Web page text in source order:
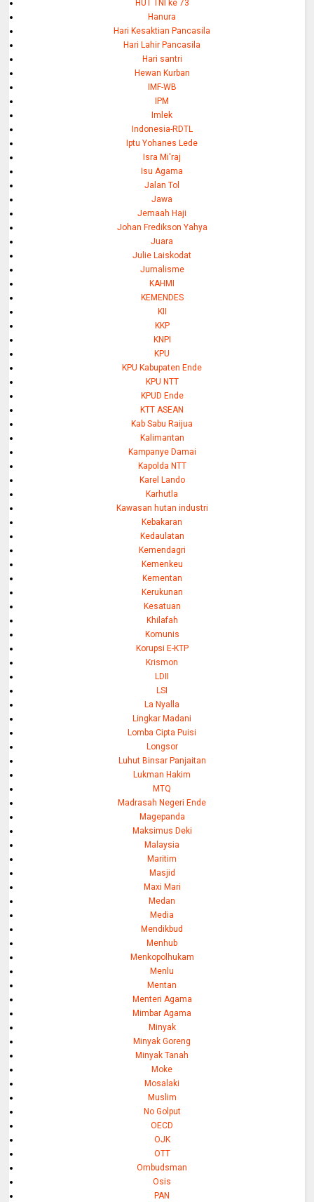
HUT TNI ke 73
Hanura
Hari Kesaktian Pancasila
Hari Lahir Pancasila
Hari santri
Hewan Kurban
IMF-WB
IPM
Imlek
Indonesia-RDTL
Iptu Yohanes Lede
Isra Mi'raj
Isu Agama
Jalan Tol
Jawa
Jemaah Haji
Johan Fredikson Yahya
Juara
Julie Laiskodat
Jurnalisme
KAHMI
KEMENDES
KII
KKP
KNPI
KPU
KPU Kabupaten Ende
KPU NTT
KPUD Ende
KTT ASEAN
Kab Sabu Raijua
Kalimantan
Kampanye Damai
Kapolda NTT
Karel Lando
Karhutla
Kawasan hutan industri
Kebakaran
Kedaulatan
Kemendagri
Kemenkeu
Kementan
Kerukunan
Kesatuan
Khilafah
Komunis
Korupsi E-KTP
Krismon
LDII
LSI
La Nyalla
Lingkar Madani
Lomba Cipta Puisi
Longsor
Luhut Binsar Panjaitan
Lukman Hakim
MTQ
Madrasah Negeri Ende
Magepanda
Maksimus Deki
Malaysia
Maritim
Masjid
Maxi Mari
Medan
Media
Mendikbud
Menhub
Menkopolhukam
Menlu
Mentan
Menteri Agama
Mimbar Agama
Minyak
Minyak Goreng
Minyak Tanah
Moke
Mosalaki
Muslim
No Golput
OECD
OJK
OTT
Ombudsman
Osis
PAN